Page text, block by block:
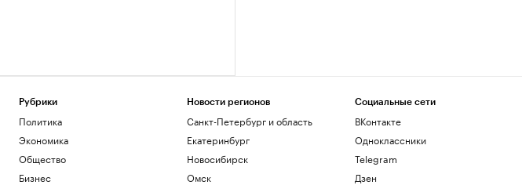
Рубрики
Политика
Экономика
Общество
Бизнес
Новости регионов
Санкт-Петербург и область
Екатеринбург
Новосибирск
Омск
Социальные сети
ВКонтакте
Одноклассники
Telegram
Дзен